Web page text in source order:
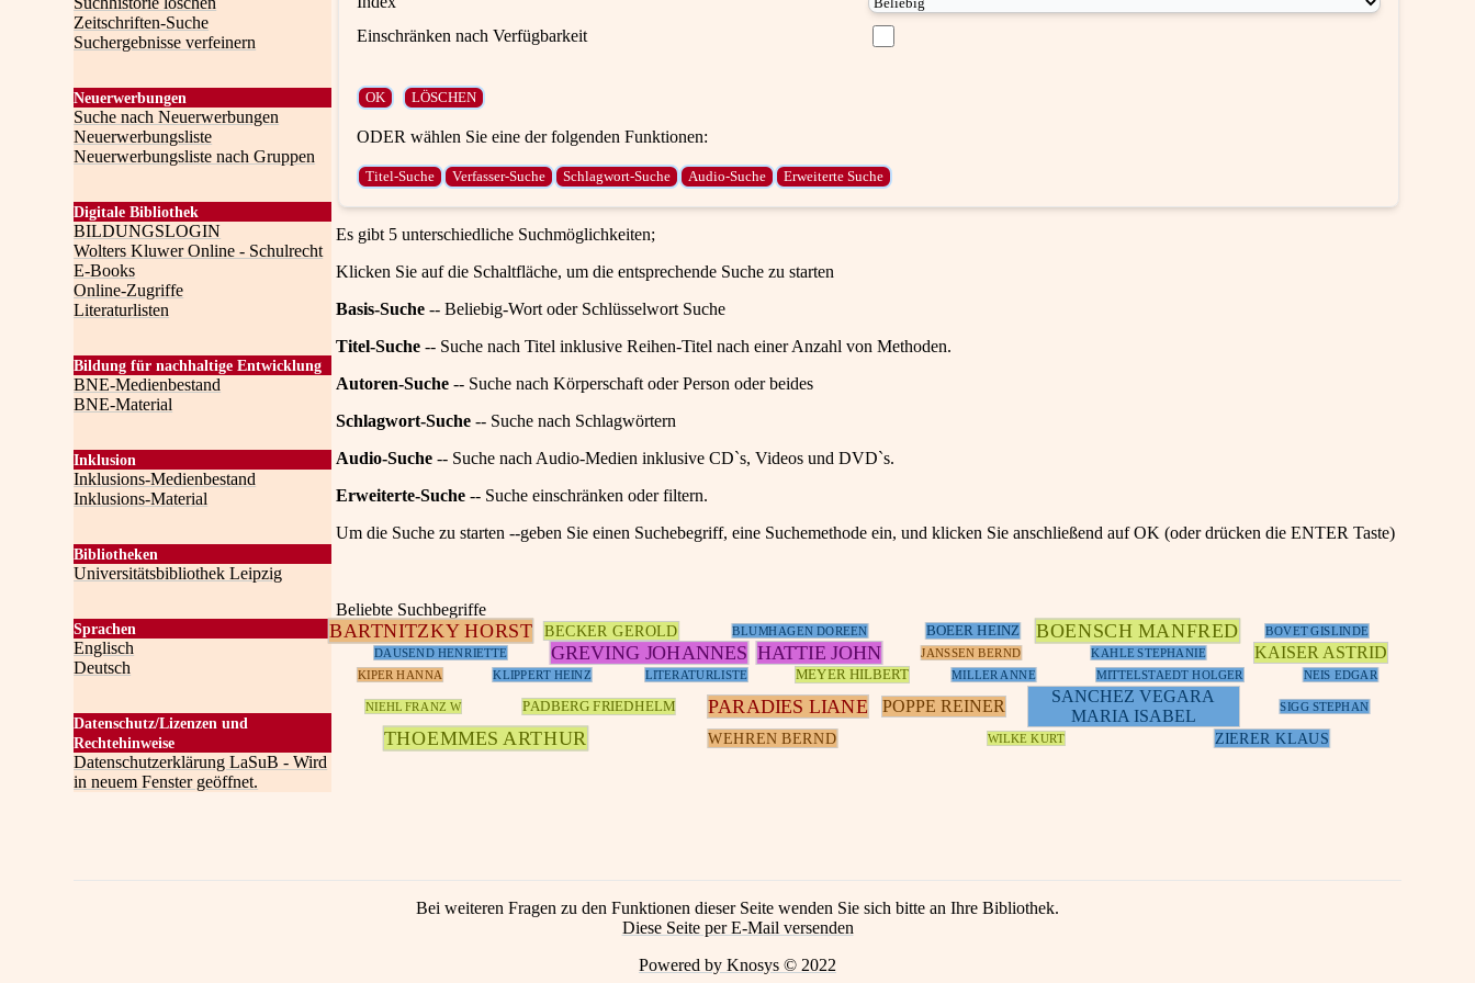
Zeitschriften-Suche
Suchergebnisse verfeinern
Neuerwerbungen
Suche nach Neuerwerbungen
Neuerwerbungsliste
Neuerwerbungsliste nach Gruppen
Digitale Bibliothek
BILDUNGSLOGIN
Wolters Kluwer Online - Schulrecht
E-Books
Online-Zugriffe
Literaturlisten
Bildung für nachhaltige Entwicklung
BNE-Medienbestand
BNE-Material
Inklusion
Inklusions-Medienbestand
Inklusions-Material
Bibliotheken
Universitätsbibliothek Leipzig
Sprachen
Englisch
Deutsch
Datenschutz/Lizenzen und
Rechtehinweise
Datenschutzerklärung LaSuB - Wird
in neuem Fenster geöffnet.
Einschränken nach Verfügbarkeit
ODER wählen Sie eine der folgenden Funktionen:
Es gibt 5 unterschiedliche Suchmöglichkeiten;
Klicken Sie auf die Schaltfläche, um die entsprechende Suche zu starten
Basis-Suche-- Beliebig-Wort oder Schlüsselwort Suche
Titel-Suche-- Suche nach Titel inklusive Reihen-Titel nach einer Anzahl von Methoden.
Autoren-Suche-- Suche nach Körperschaft oder Person oder beides
Schlagwort-Suche-- Suche nach Schlagwörtern
Audio-Suche-- Suche nach Audio-Medien inklusive CD`s, Videos und DVD`s.
Erweiterte-Suche-- Suche einschränken oder filtern.
Um die Suche zu starten --geben Sie einen Suchebegriff, eine Suchemethode ein, und klicken Sie anschließend auf OK (oder drücken die ENTER Taste)
Beliebte Suchbegriffe
BARTNITZKY HORST BECKER GEROLD BLUMHAGEN DOREEN BOEER HEINZ BOENSCH MANFRED BOVET GISLINDE
DAUSEND HENRIETTE GREVING JOHANNES HATTIE JOHN JANSSEN BERND KAHLE STEPHANIE KAISER ASTRID
KIPER HANNA KLIPPERT HEINZ LITERATURLISTE MEYER HILBERT MILLER ANNE MITTELSTAEDT HOLGER NEIS EDGAR
NIEHL FRANZ W PADBERG FRIEDHELM PARADIES LIANE POPPE REINER
SANCHEZ VEGARA
MARIA ISABEL
SIGG STEPHAN
THOEMMES ARTHUR WEHREN BERND WILKE KURT ZIERER KLAUS
Bei weiteren Fragen zu den Funktionen dieser Seite wenden Sie sich bitte an Ihre Bibliothek.
Diese Seite per E-Mail versenden
Powered by Knosys © 2022